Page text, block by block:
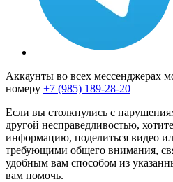
Аккаунты во всех мессенджерах
номеру +7 (985) 189-28-20
Если вы столкнулись с
другой несправедливостью,
информацию, поделиться видео
требующими общего внимания,
удобным вам способом из
вам помочь.